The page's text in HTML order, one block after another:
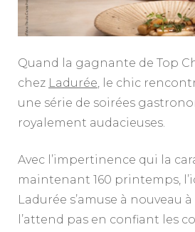
Quand la gagnante de Top
chez Ladurée, le chic
une série de soirées
royalement audacieuses.
Avec l’impertinence qui la
maintenant 160 printemps,
Ladurée s’amuse à nouveau
l’attend pas en confiant les